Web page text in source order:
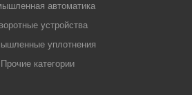
автоматика
устройства
уплотнения
Прочие категории